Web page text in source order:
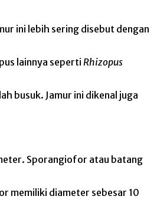
ini lebih sering disebut dengan
lainnya seperti Rhizopus
busuk. Jamur ini dikenal juga
Sporangiofor atau batang
memiliki diameter sebesar 10